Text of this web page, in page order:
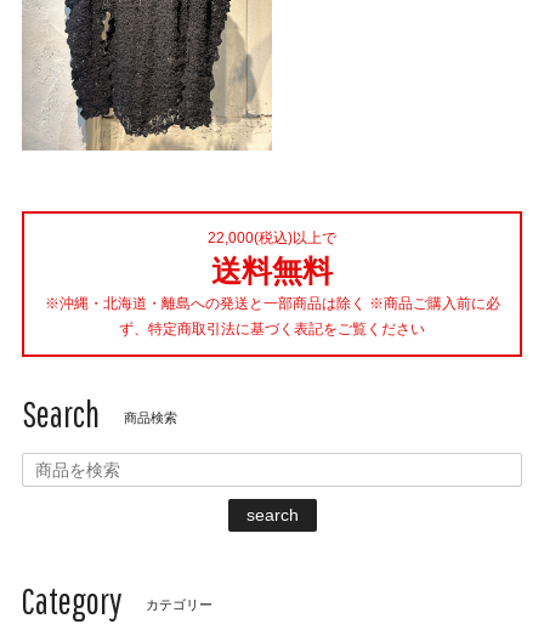
22,000(税込)以上で
送料無料
※沖縄・北海道・離島への発送と一部商品は除く ※商品ご購入前に必
ず、特定商取引法に基づく表記をご覧ください
Search 商品検索
search
Category カテゴリー